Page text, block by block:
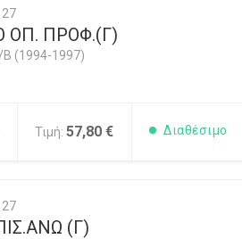
27
ΟΠ. ΠΡΟΦ.(Γ)
B (1994-1997)
Τιμή: 57,80 € Διαθέσιμο
27
(Γ)